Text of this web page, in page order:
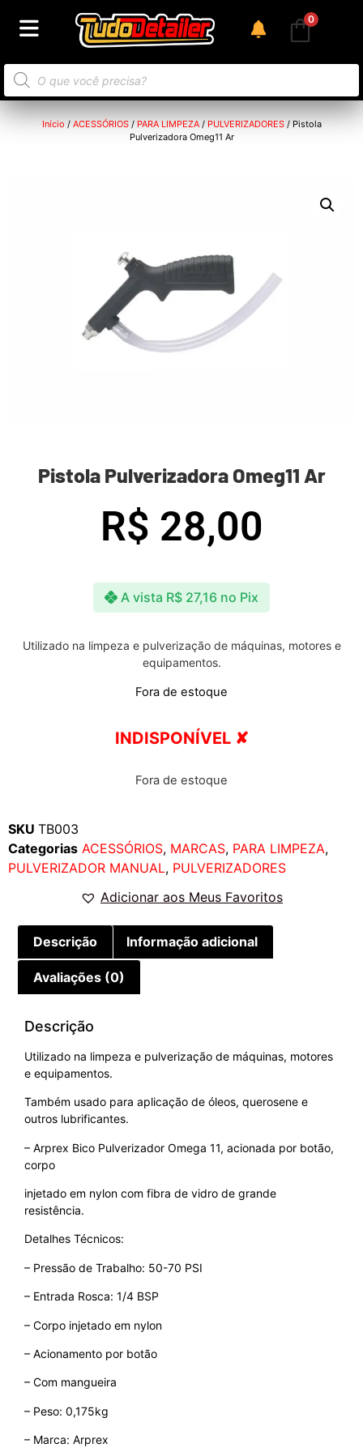
0
Início / ACESSÓRIOS/ PARA LIMPEZA/ PULVERIZADORES/ Pistola
Pulverizadora Omeg11 Ar
Pistola Pulverizadora Omeg11 Ar
R$ 28,00
A vista R$ 27,16 no Pix
Utilizado na limpeza e pulverização de máquinas, motores e
equipamentos.
Fora de estoque
INDISPONÍVEL ✘
Fora de estoque
SKU TB003
Categorias ACESSÓRIOS, MARCAS, PARA LIMPEZA,
PULVERIZADOR MANUAL, PULVERIZADORES
Adicionar aos Meus Favoritos
Descrição Informação adicional
Avaliações (0)
Descrição
Utilizado na limpeza e pulverização de máquinas, motores
e equipamentos.
Também usado para aplicação de óleos, querosene e
outros lubrificantes.
– Arprex Bico Pulverizador Omega 11, acionada por botão,
corpo
injetado em nylon com fibra de vidro de grande
resistência.
Detalhes Técnicos:
– Pressão de Trabalho: 50-70 PSI
– Entrada Rosca: 1/4 BSP
– Corpo injetado em nylon
– Acionamento por botão
– Com mangueira
– Peso: 0,175kg
– Marca: Arprex